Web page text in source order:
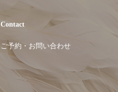
Contact
ご予約・お問い合わせ